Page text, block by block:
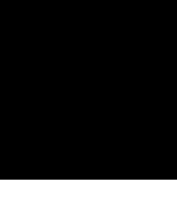
گەلەری